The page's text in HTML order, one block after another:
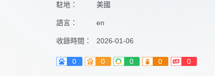
駐地： 美國
語言： en
收錄時間： 2026-01-06
0 0 0 0 0